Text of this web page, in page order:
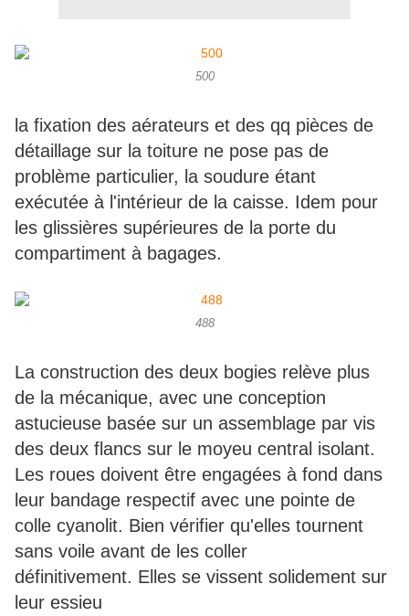
500
la fixation des aérateurs et des qq pièces de
détaillage sur la toiture ne pose pas de
problème particulier, la soudure étant
exécutée à l'intérieur de la caisse. Idem pour
les glissières supérieures de la porte du
compartiment à bagages.
488
La construction des deux bogies relève plus
de la mécanique, avec une conception
astucieuse basée sur un assemblage par vis
des deux flancs sur le moyeu central isolant.
Les roues doivent être engagées à fond dans
leur bandage respectif avec une pointe de
colle cyanolit. Bien vérifier qu'elles tournent
sans voile avant de les coller
définitivement. Elles se vissent solidement sur
leur essieu